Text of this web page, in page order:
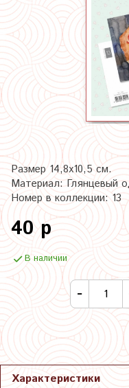
Размер 14,8х10,5 см.
Материал: Глянцевый
Номер в коллекции: 13
40 р
В наличии
Характеристики